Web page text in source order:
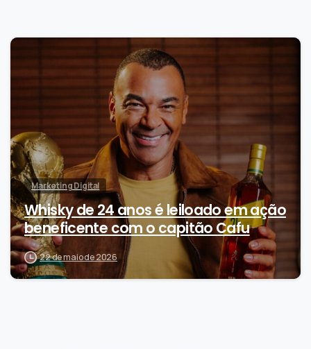
Marketing Digital
Whisky de 24 anos é leiloado em ação
beneficente com o capitão Cafu
22 de maio de 2026